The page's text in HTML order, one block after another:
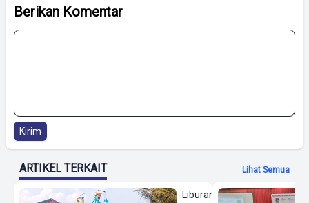
Berikan Komentar
Kirim
ARTIKEL TERKAIT Lihat Semua
Liburan